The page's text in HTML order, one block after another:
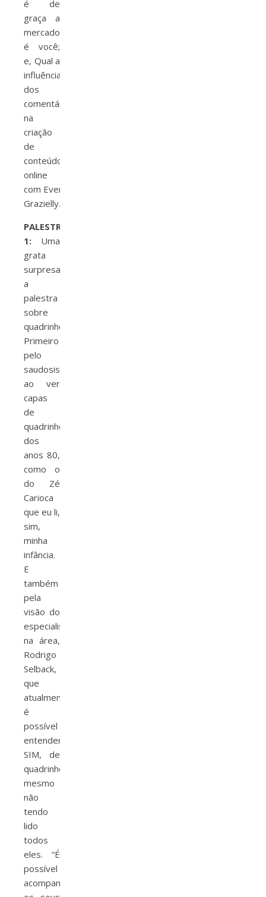
é de
graça a
mercadoria
é você;
e, Qual a
influência
dos
comentários
na
criação
de
conteúdo
online
com Even
Grazielly.
PALESTRA
1: Uma
grata
surpresa
a
palestra
sobre
quadrinhos.
Primeiro
pelo
saudosismo
ao ver
capas
de
quadrinhos
dos
anos 80,
como o
do Zé
Carioca
que eu li,
sim,
minha
infância.
E
também
pela
visão do
especialista
na área,
Rodrigo
Selback,
que
atualmente
é
possível
entender,
SIM, de
quadrinhos,
mesmo
não
tendo
lido
todos
eles. “É
possível
acompanhar